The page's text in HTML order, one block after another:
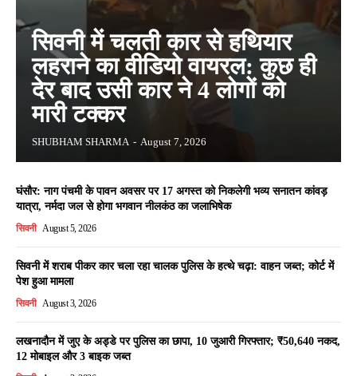
सिवनी में चलती कार से हथियार
लहराने का वीडियो वायरल: कुछ ही
देर बाद उसी कार ने 4 लोगों को
मारी टक्कर
SHUBHAM SHARMA - August 7, 2026
घंसौर: नाग पंचमी के पावन अवसर पर 17 अगस्त को निकलेगी भव्य सनातन कांवड़
यात्रा, नर्मदा जल से होगा भगवान नीलकंठ का जलाभिषेक
सिवनी August 5, 2026
सिवनी में शराब पीकर कार चला रहा चालक पुलिस के हत्थे चढ़ा: वाहन जब्त; कोर्ट में
पेश हुआ मामला
सिवनी August 3, 2026
लखनादौन में जुए के अड्डे पर पुलिस का छापा, 10 जुआरी गिरफ्तार; ₹50,640 नकद,
12 मोबाइल और 3 बाइक जब्त